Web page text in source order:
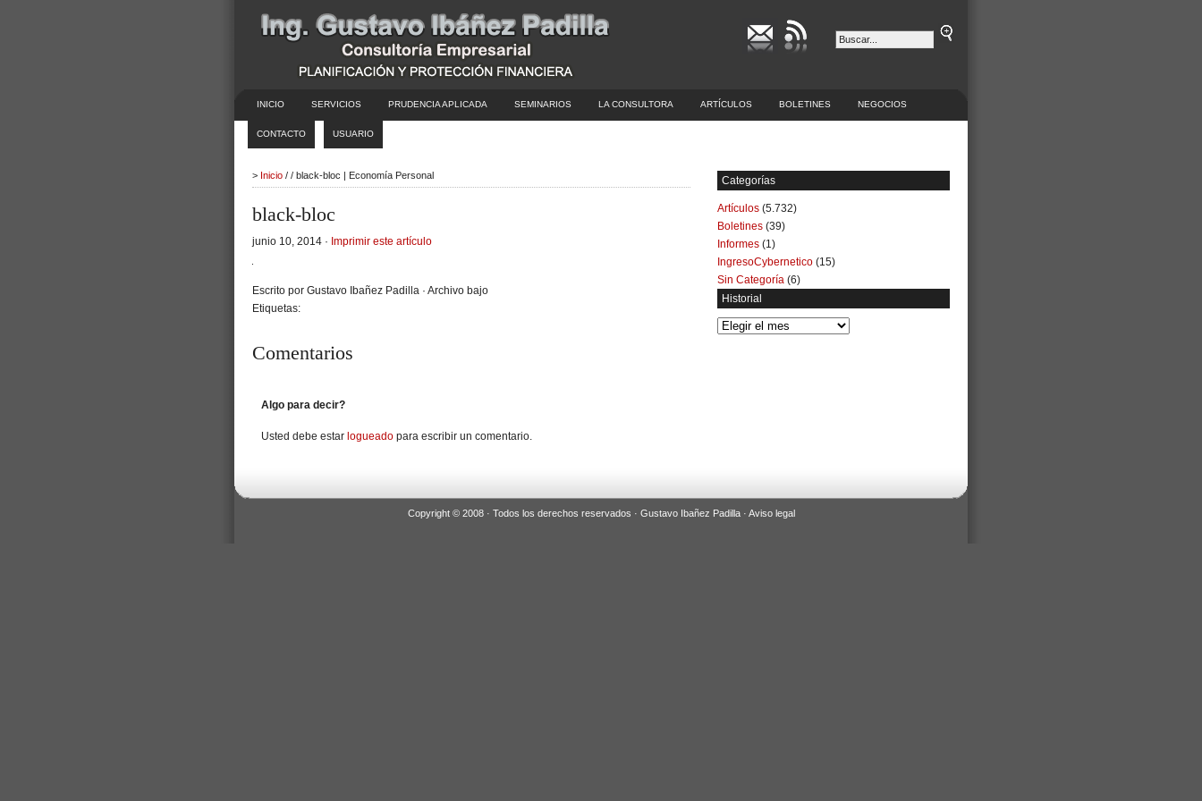
INICIO SERVICIOS PRUDENCIA APLICADA SEMINARIOS LA CONSULTORA ARTÍCULOS BOLETINES NEGOCIOS
CONTACTO USUARIO
> Inicio / / black-bloc | Economía Personal
black-bloc
junio 10, 2014 · Imprimir este artículo
Escrito por Gustavo Ibañez Padilla · Archivo bajo
Etiquetas:
Comentarios
Algo para decir?
Usted debe estar logueado para escribir un comentario.
Categorías
Artículos (5.732)
Boletines (39)
Informes (1)
IngresoCybernetico (15)
Sin Categoría (6)
Historial
Historial
Copyright © 2008 · Todos los derechos reservados · Gustavo Ibañez Padilla · Aviso legal